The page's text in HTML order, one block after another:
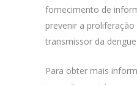
fornecimento de
prevenir a
transmissor da dengue.
Para obter mais